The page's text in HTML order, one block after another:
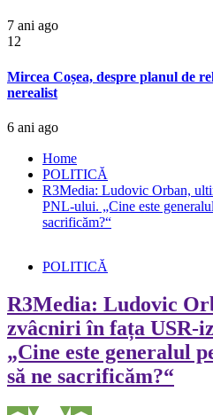
7 ani ago
12
Mircea Coșea, despre planul de
nerealist
6 ani ago
Home
POLITICĂ
R3Media: Ludovic Orban,
PNL-ului. „Cine este
sacrificăm?“
POLITICĂ
R3Media: Ludovic
zvâcniri în fața USR-
„Cine este generalul
să ne sacrificăm?“